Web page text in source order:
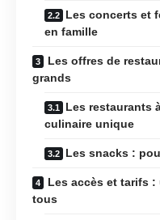
Les concerts et
en famille
Les offres de
grands
Les restaurants
culinaire unique
Les snacks :
Les accès et tarifs
tous